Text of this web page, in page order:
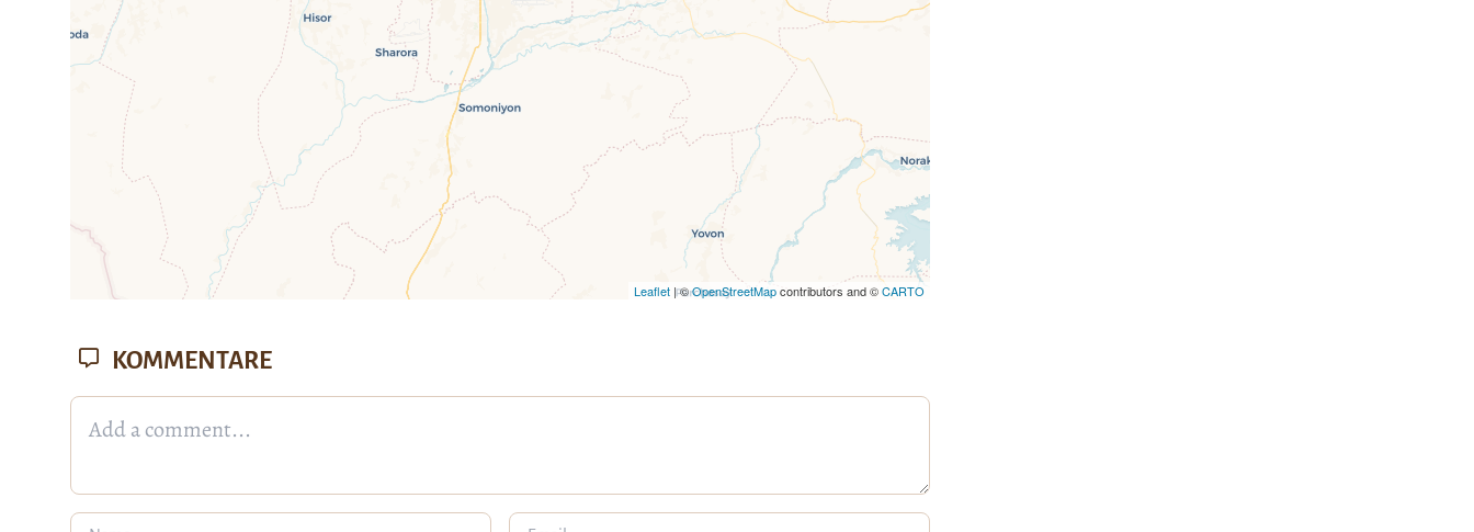
Leaflet | ©OpenStreetMapcontributors and ©CARTO
KOMMENTARE